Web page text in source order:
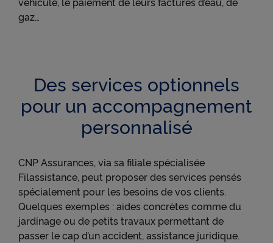
gaz…
Des services optionnels
pour un accompagnement
personnalisé
CNP Assurances, via sa filiale spécialisée
Filassistance, peut proposer des services pensés
spécialement pour les besoins de vos clients.
Quelques exemples : aides concrètes comme du
jardinage ou de petits travaux permettant de
passer le cap d’un accident, assistance juridique.
navigation, y compris hors du Site
Pour obtenir plus d'information sur les cookies, vous
Charte relative aux cookies
En cliquant sur « Continuer sans accepter » vous
indiquez votre refus et seuls les cookies nécessaires
apporter un confort de navigation seront déposés.